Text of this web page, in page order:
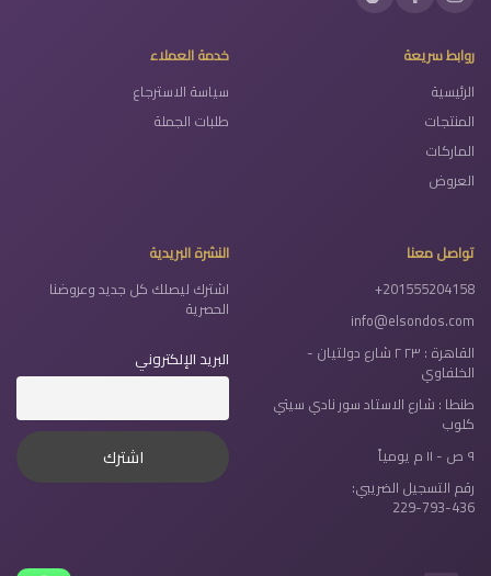
روابط سريعة
الرئيسية
المنتجات
الماركات
العروض
خدمة العملاء
سياسة الاسترجاع
طلبات الجملة
تواصل معنا
+201555204158
info@elsondos.com
القاهرة : ٢٣ ٢ شارع دولتيان -
الخلفاوي
طنطا : شارع الاستاد سور نادي سيتي
كلوب
٩ ص - ١١ م يومياً
رقم التسجيل الضريبي:
229-793-436
النشرة البريدية
اشترك ليصلك كل جديد وعروضنا
الحصرية
البريد الإلكتروني